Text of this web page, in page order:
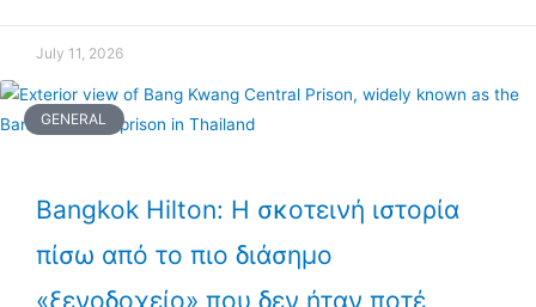
July 11, 2026
GENERAL
Bangkok Hilton: Η σκοτεινή ιστορία
πίσω από το πιο διάσημο
«ξενοδοχείο» που δεν ήταν ποτέ